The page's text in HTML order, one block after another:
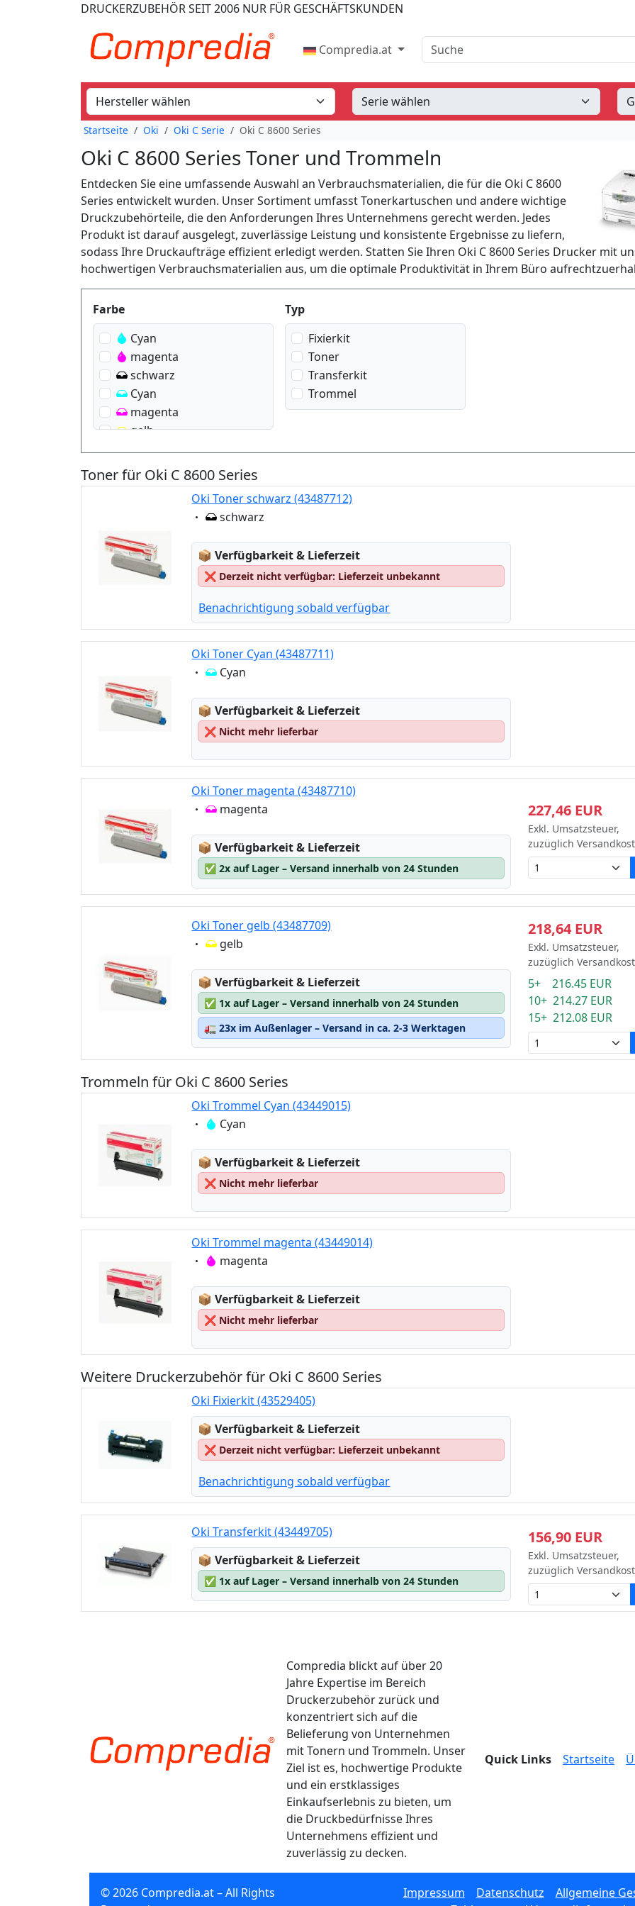
DRUCKERZUBEHÖRSEIT 2006 NUR FÜR GESCHÄFTSKUNDEN
Compredia.at Suche
Startseite Oki Oki C Serie Oki C 8600 Series
Oki C 8600 Series Toner und Trommeln
Entdecken Sie eine umfassende Auswahl an Verbrauchsmaterialien, die für die Oki C 8600
Series entwickelt wurden. Unser Sortiment umfasst Tonerkartuschen und andere wichtige
Druckzubehörteile, die den Anforderungen Ihres Unternehmens gerecht werden. Jedes
Produkt ist darauf ausgelegt, zuverlässige Leistung und konsistente Ergebnisse zu liefern,
sodass Ihre Druckaufträge effizient erledigt werden. Statten Sie Ihren Oki C 8600 Series Drucker mit
hochwertigen Verbrauchsmaterialien aus, um die optimale Produktivität in Ihrem Büro
Produktfilter
Farbe
Cyan
magenta
schwarz
Cyan
magenta
gelb
Typ
Fixierkit
Toner
Transferkit
Trommel
Toner für Oki C 8600 Series
Oki Toner schwarz (43487712)
Eigenschaft:
schwarz
📦Lagerstatus:
Verfügbarkeit & Lieferzeit
❌ Derzeit nicht verfügbar: Lieferzeit unbekannt
Benachrichtigung sobald verfügbar
Oki Toner Cyan (43487711)
Eigenschaft:
Cyan
📦Lagerstatus:
Verfügbarkeit & Lieferzeit
❌ Nicht mehr lieferbar
Oki Toner magenta (43487710)
Eigenschaft:
magenta
📦Lagerstatus:
Verfügbarkeit & Lieferzeit
✅ 2x auf Lager – Versand innerhalb von 24 Stunden
227,46 EUR
Exkl. Umsatzsteuer,
zuzüglich
Oki Toner gelb (43487709)
Eigenschaft:
gelb
📦Lagerstatus:
Verfügbarkeit & Lieferzeit
✅ 1x auf Lager – Versand innerhalb von 24 Stunden
🚛 23x im Außenlager – Versand in ca. 2-3 Werktagen
218,64 EUR
Exkl. Umsatzsteuer,
zuzüglich
5+ 216.45 EUR
10+ 214.27 EUR
15+ 212.08 EUR
Trommeln für Oki C 8600 Series
Oki Trommel Cyan (43449015)
Eigenschaft:
Cyan
📦Lagerstatus:
Verfügbarkeit & Lieferzeit
❌ Nicht mehr lieferbar
Oki Trommel magenta (43449014)
Eigenschaft:
magenta
📦Lagerstatus:
Verfügbarkeit & Lieferzeit
❌ Nicht mehr lieferbar
Weitere Druckerzubehör für Oki C 8600 Series
Oki Fixierkit (43529405)
📦Lagerstatus:
Verfügbarkeit & Lieferzeit
❌ Derzeit nicht verfügbar: Lieferzeit unbekannt
Benachrichtigung sobald verfügbar
Oki Transferkit (43449705)
📦Lagerstatus:
Verfügbarkeit & Lieferzeit
✅ 1x auf Lager – Versand innerhalb von 24 Stunden
156,90 EUR
Exkl. Umsatzsteuer,
zuzüglich
Compredia blickt auf über 20
Jahre Expertise im Bereich
Druckerzubehör zurück und
konzentriert sich auf die
Belieferung von Unternehmen
mit Tonern und Trommeln. Unser
Ziel ist es, hochwertige Produkte
und ein erstklassiges
Einkaufserlebnis zu bieten, um
die Druckbedürfnisse Ihres
Unternehmens effizient und
zuverlässig zu decken.
Quick Links Startseite
© 2026 Compredia.at – All Rights
Impressum Datenschutz
Allgemeine